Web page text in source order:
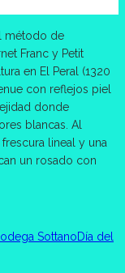
método de
Franc y Petit
en El Peral (1320
con reflejos piel
donde
blancas. Al
lineal y una
un rosado con
SottanoDía del